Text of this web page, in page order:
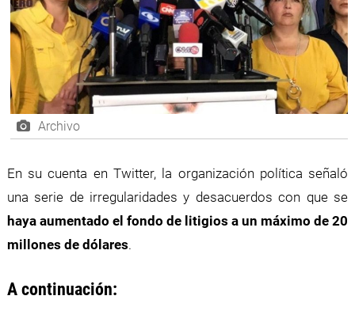
Archivo
En su cuenta en Twitter, la organización política señaló
una serie de irregularidades y desacuerdos con que se
haya aumentado el fondo de litigios a un máximo de 20
millones de dólares.
A continuación: